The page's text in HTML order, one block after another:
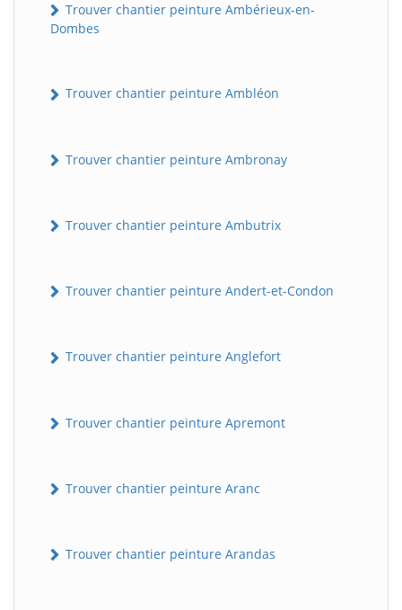
Trouver chantier peinture Ambérieux-en-
Dombes
Trouver chantier peinture Ambléon
Trouver chantier peinture Ambronay
Trouver chantier peinture Ambutrix
Trouver chantier peinture Andert-et-Condon
Trouver chantier peinture Anglefort
Trouver chantier peinture Apremont
Trouver chantier peinture Aranc
Trouver chantier peinture Arandas